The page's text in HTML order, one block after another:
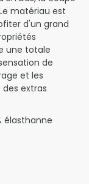
matériau est
d'un grand
une totale
de
et les
extras
élasthanne